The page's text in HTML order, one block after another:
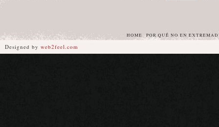
HOME POR QUÉ NO EN
Designed by web2feel.com